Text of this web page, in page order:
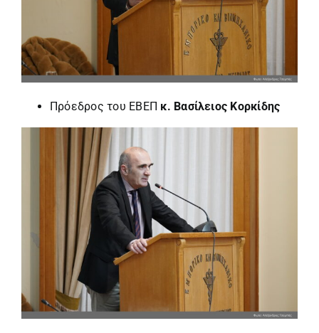
Πρόεδρος του ΕΒΕΠ κ. Βασίλειος Κορκίδης